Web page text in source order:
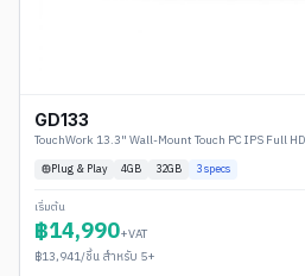
GD133
TouchWork 13.3" Wall-Mount Touch PC IPS Full
Plug & Play 4GB 32GB 3specs
เริ่มต้น
฿14,990+VAT
฿13,941/ชิ้น สำหรับ 5+